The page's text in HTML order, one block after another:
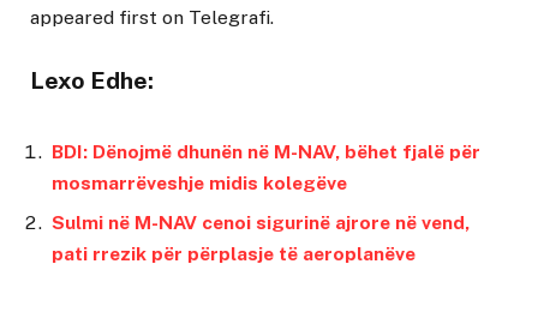
appeared first on Telegrafi.
Lexo Edhe:
BDI: Dënojmë dhunën në M-NAV, bëhet fjalë për
mosmarrëveshje midis kolegëve
Sulmi në M-NAV cenoi sigurinë ajrore në vend,
pati rrezik për përplasje të aeroplanëve